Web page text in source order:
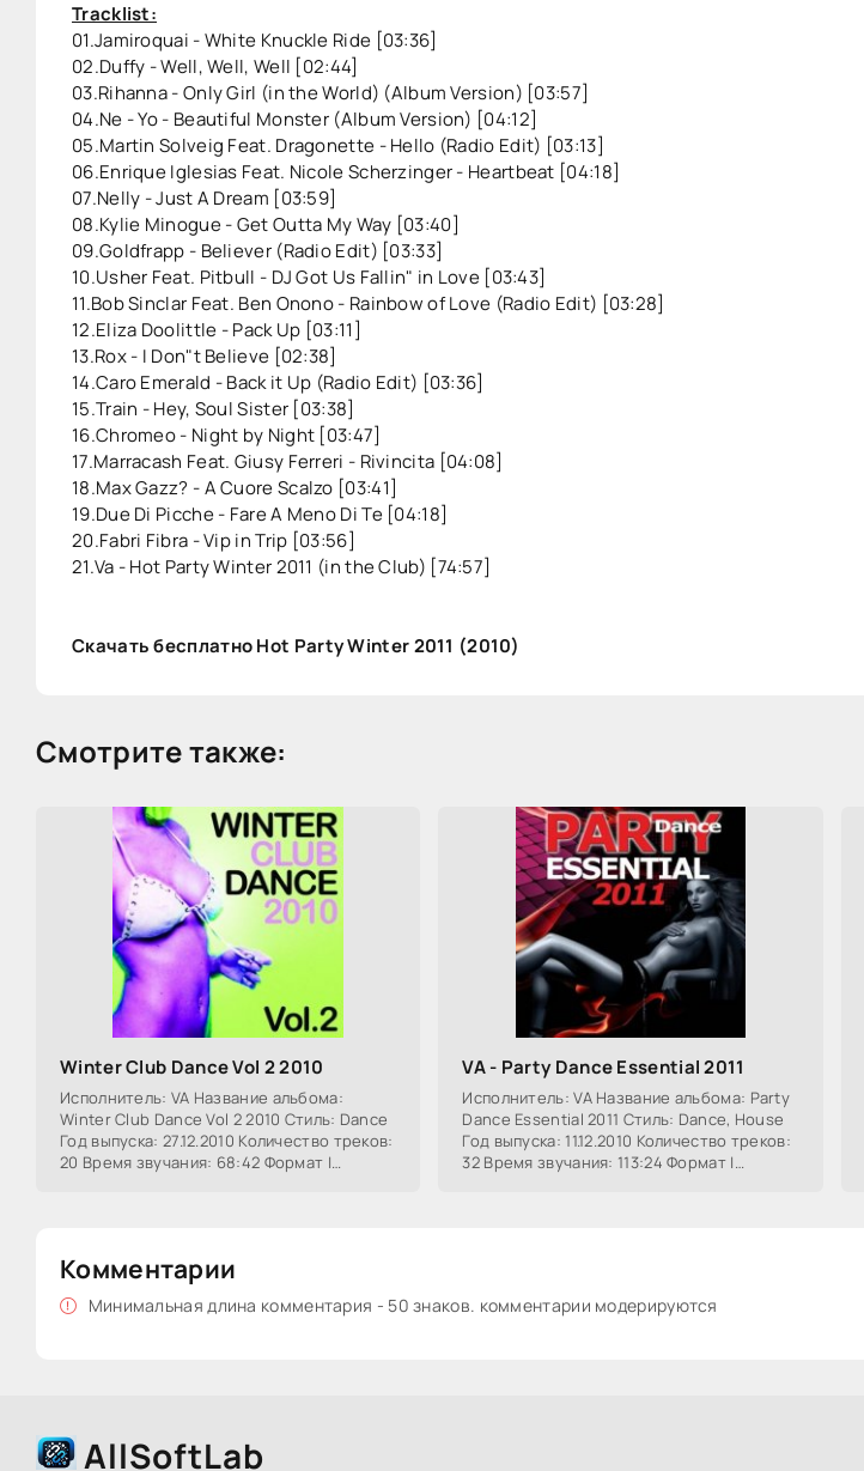
Tracklist:
01.Jamiroquai - White Knuckle Ride [03:36]
02.Duffy - Well, Well, Well [02:44]
03.Rihanna - Only Girl (in the World) (Album Version) [03:57]
04.Ne - Yo - Beautiful Monster (Album Version) [04:12]
05.Martin Solveig Feat. Dragonette - Hello (Radio Edit) [03:13]
06.Enrique Iglesias Feat. Nicole Scherzinger - Heartbeat [04:18]
07.Nelly - Just A Dream [03:59]
08.Kylie Minogue - Get Outta My Way [03:40]
09.Goldfrapp - Believer (Radio Edit) [03:33]
10.Usher Feat. Pitbull - DJ Got Us Fallin" in Love [03:43]
11.Bob Sinclar Feat. Ben Onono - Rainbow of Love (Radio Edit) [03:28]
12.Eliza Doolittle - Pack Up [03:11]
13.Rox - I Don"t Believe [02:38]
14.Caro Emerald - Back it Up (Radio Edit) [03:36]
15.Train - Hey, Soul Sister [03:38]
16.Chromeo - Night by Night [03:47]
17.Marracash Feat. Giusy Ferreri - Rivincita [04:08]
18.Max Gazz? - A Cuore Scalzo [03:41]
19.Due Di Picche - Fare A Meno Di Te [04:18]
20.Fabri Fibra - Vip in Trip [03:56]
21.Va - Hot Party Winter 2011 (in the Club) [74:57]
Скачать бесплатно Hot Party Winter 2011 (2010)
Смотрите также:
Winter Club Dance Vol 2 2010
Исполнитель: VA Название альбома:
Winter Club Dance Vol 2 2010 Стиль: Dance
Год выпуска: 27.12.2010 Количество треков:
20 Время звучания: 68:42 Формат |
VA - Party Dance Essential 2011
Исполнитель: VA Название альбома: Party
Dance Essential 2011 Стиль: Dance, House
Год выпуска: 11.12.2010 Количество треков:
32 Время звучания: 113:24 Формат |
Комментарии
Минимальная длина комментария - 50 знаков. комментарии модерируются
AllSoftLab